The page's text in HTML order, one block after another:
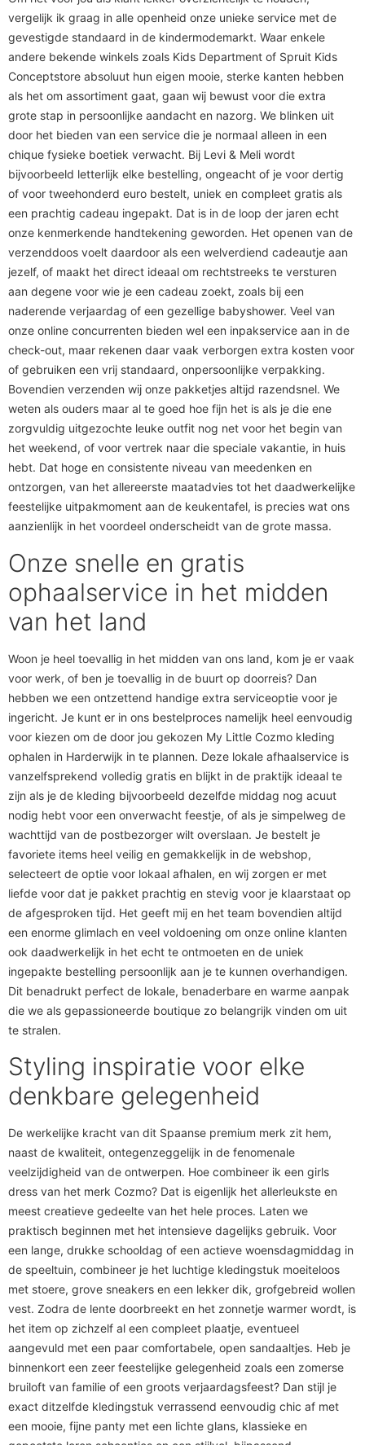
vergelijk ik graag in alle openheid onze unieke service met de
gevestigde standaard in de kindermodemarkt. Waar enkele
andere bekende winkels zoals Kids Department of Spruit Kids
Conceptstore absoluut hun eigen mooie, sterke kanten hebben
als het om assortiment gaat, gaan wij bewust voor die extra
grote stap in persoonlijke aandacht en nazorg. We blinken uit
door het bieden van een service die je normaal alleen in een
chique fysieke boetiek verwacht. Bij Levi & Meli wordt
bijvoorbeeld letterlijk elke bestelling, ongeacht of je voor dertig
of voor tweehonderd euro bestelt, uniek en compleet gratis als
een prachtig cadeau ingepakt. Dat is in de loop der jaren echt
onze kenmerkende handtekening geworden. Het openen van de
verzenddoos voelt daardoor als een welverdiend cadeautje aan
jezelf, of maakt het direct ideaal om rechtstreeks te versturen
aan degene voor wie je een cadeau zoekt, zoals bij een
naderende verjaardag of een gezellige babyshower. Veel van
onze online concurrenten bieden wel een inpakservice aan in de
check-out, maar rekenen daar vaak verborgen extra kosten voor
of gebruiken een vrij standaard, onpersoonlijke verpakking.
Bovendien verzenden wij onze pakketjes altijd razendsnel. We
weten als ouders maar al te goed hoe fijn het is als je die ene
zorgvuldig uitgezochte leuke outfit nog net voor het begin van
het weekend, of voor vertrek naar die speciale vakantie, in huis
hebt. Dat hoge en consistente niveau van meedenken en
ontzorgen, van het allereerste maatadvies tot het daadwerkelijke
feestelijke uitpakmoment aan de keukentafel, is precies wat ons
aanzienlijk in het voordeel onderscheidt van de grote massa.
Onze snelle en gratis
ophaalservice in het midden
van het land
Woon je heel toevallig in het midden van ons land, kom je er vaak
voor werk, of ben je toevallig in de buurt op doorreis? Dan
hebben we een ontzettend handige extra serviceoptie voor je
ingericht. Je kunt er in ons bestelproces namelijk heel eenvoudig
voor kiezen om de door jou gekozen My Little Cozmo kleding
ophalen in Harderwijk in te plannen. Deze lokale afhaalservice is
vanzelfsprekend volledig gratis en blijkt in de praktijk ideaal te
zijn als je de kleding bijvoorbeeld dezelfde middag nog acuut
nodig hebt voor een onverwacht feestje, of als je simpelweg de
wachttijd van de postbezorger wilt overslaan. Je bestelt je
favoriete items heel veilig en gemakkelijk in de webshop,
selecteert de optie voor lokaal afhalen, en wij zorgen er met
liefde voor dat je pakket prachtig en stevig voor je klaarstaat op
de afgesproken tijd. Het geeft mij en het team bovendien altijd
een enorme glimlach en veel voldoening om onze online klanten
ook daadwerkelijk in het echt te ontmoeten en de uniek
ingepakte bestelling persoonlijk aan je te kunnen overhandigen.
Dit benadrukt perfect de lokale, benaderbare en warme aanpak
die we als gepassioneerde boutique zo belangrijk vinden om uit
te stralen.
Styling inspiratie voor elke
denkbare gelegenheid
De werkelijke kracht van dit Spaanse premium merk zit hem,
naast de kwaliteit, ontegenzeggelijk in de fenomenale
veelzijdigheid van de ontwerpen. Hoe combineer ik een girls
dress van het merk Cozmo? Dat is eigenlijk het allerleukste en
meest creatieve gedeelte van het hele proces. Laten we
praktisch beginnen met het intensieve dagelijks gebruik. Voor
een lange, drukke schooldag of een actieve woensdagmiddag in
de speeltuin, combineer je het luchtige kledingstuk moeiteloos
met stoere, grove sneakers en een lekker dik, grofgebreid wollen
vest. Zodra de lente doorbreekt en het zonnetje warmer wordt, is
het item op zichzelf al een compleet plaatje, eventueel
aangevuld met een paar comfortabele, open sandaaltjes. Heb je
binnenkort een zeer feestelijke gelegenheid zoals een zomerse
bruiloft van familie of een groots verjaardagsfeest? Dan stijl je
exact ditzelfde kledingstuk verrassend eenvoudig chic af met
een mooie, fijne panty met een lichte glans, klassieke en